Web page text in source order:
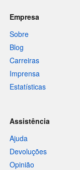
Empresa
Sobre
Blog
Carreiras
Imprensa
Estatísticas
Assistência
Ajuda
Devoluções
Opinião